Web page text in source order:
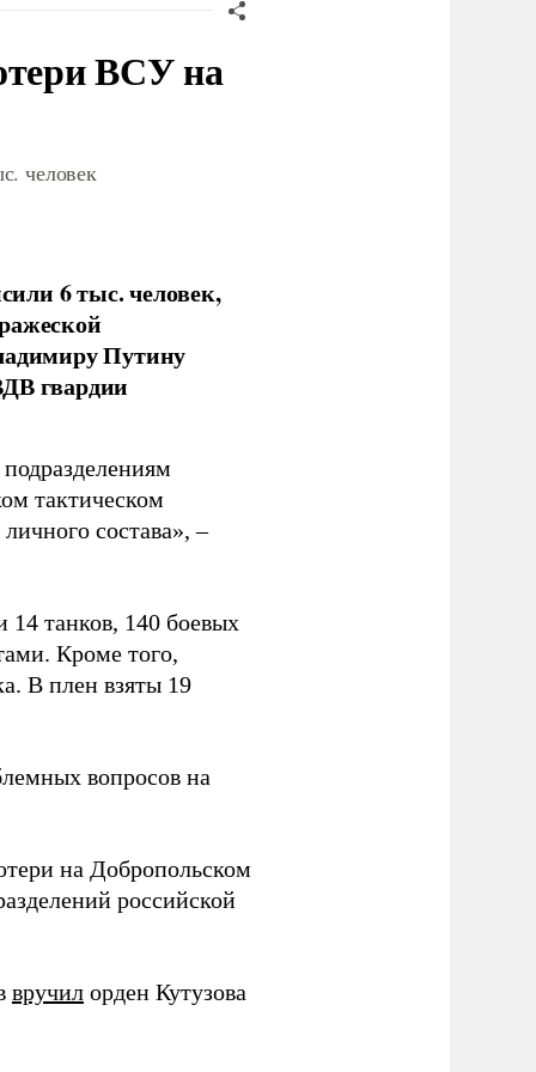
ВСУ на
человек
6 тыс. человек,
Путину
гвардии
тактическом
состава», –
танков, 140 боевых
Кроме того,
В плен взяты 19
вопросов на
на Добропольском
российской
вручил орден Кутузова